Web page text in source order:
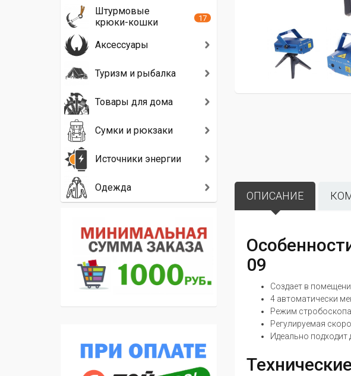
ОПИСАНИЕ
09
Создает в
4 автоматически
Режим
Регулируемая
Идеально подходит
Штурмовые
крюки-кошки
17
Аксессуары
Туризм и рыбалка
Товары для дома
Сумки и рюкзаки
Источники энергии
Одежда